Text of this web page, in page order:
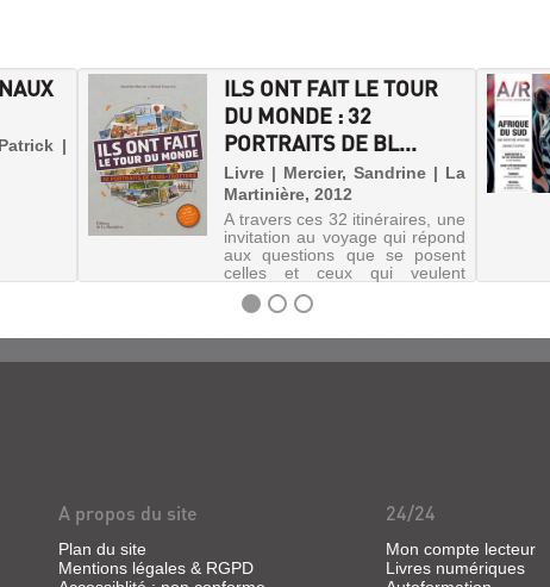
ILS ONT FAIT LE TOUR
DU MONDE : 32
PORTRAITS DE BL...
Livre | Mercier, Sandrine | La
Martinière, 2012
A travers ces 32 itinéraires, une
invitation au voyage qui répond
aux questions que se posent
celles et ceux qui veulent
parcourir le monde :
préparation et organisation du
sponsors, etc. Ces hommes e...
|
A propos du site
Plan du site
Mentions légales & RGPD
24/24
Mon compte lecteur
Livres numériques